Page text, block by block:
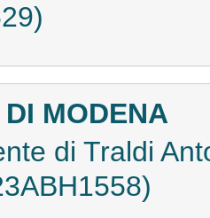
MODENA
di Traldi